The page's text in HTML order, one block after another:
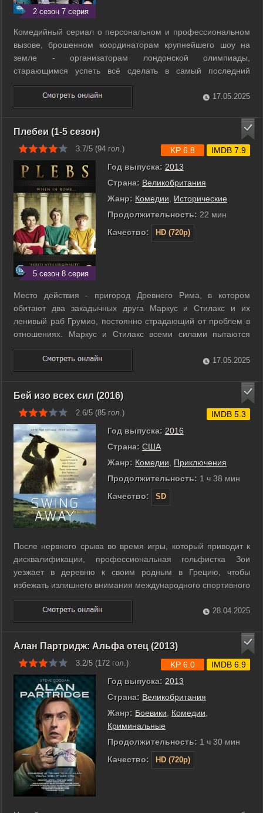
2 сезон 7 серия
Комедийный сериал о персональном и профессиональном
вызове, брошенном координаторам крупнейшего шоу на
земле - организаторам лондонской олимпиады,
старающимся успеть всё сделать в самый последний
момент. ...
17.05.2025
Плебеи (1-5 сезон)
3.7/5 (94 гол.)
5 сезон 8 серия
Год выпуска: 2013
Страна: Великобритания
Жанр: Комедии, Исторические
Продолжительность: 22 мин
Качество:
HD (720p)
KP 6.8 IMDB 7.9
Место действия - пригород Древнего Рима, в котором
обитают два закадычных друга Маркус и Стилакс и их
ленивый раб Грумио, постоянно страдающий от проблем в
отношениях. Маркус и Стилакс всеми силами пытаются
подняться вверх по социальной лестнице, при этом не
забывая как следует веселиться, не смотря на козни
беспощадного босса. ...
17.05.2025
Бей изо всех сил (2016)
2.6/5 (85 гол.)
Год выпуска: 2016
Страна: США
Жанр: Комедии
Приключения
Продолжительность: 1 ч 38 мин
Качество:
SD
IMDB 5.3
После нервного срыва во время игры, который приводит к
дисквалификации, профессиональная гольфистка Зои
уезжает в деревню к своим родным в Грецию, чтобы
избежать излишнего внимания международного спортивного
мира. В деревне Зои встречает десятилетнюю девочку,
которая мечтает стать известной гольфисткой, и даёт ей
уроки игры. Зои снова открывает ...
28.04.2025
Алан Партридж: Альфа отец (2013)
3.2/5 (172 гол.)
Год выпуска: 2013
Страна: Великобритания
Жанр: Боевики Комедии
Криминальные
Продолжительность: 1 ч 30 мин
Качество:
HD (720p)
KP 6.0 IMDB 6.9